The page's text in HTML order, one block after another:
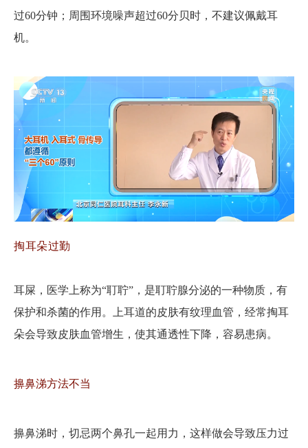
过60分钟；周围环境噪声超过60分贝时，不建议佩戴耳
机。
掏耳朵过勤
耳屎，医学上称为“耵聍”，是耵聍腺分泌的一种物质，有
保护和杀菌的作用。上耳道的皮肤有纹理血管，经常掏耳
朵会导致皮肤血管增生，使其通透性下降，容易患病。
擤鼻涕方法不当
擤鼻涕时，切忌两个鼻孔一起用力，这样做会导致压力过